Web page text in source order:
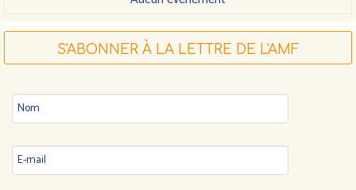
S'ABONNER À LA LETTRE DE L'AMF